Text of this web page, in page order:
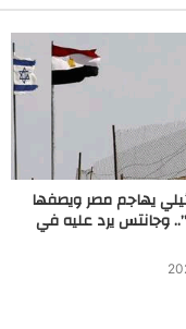
يهاجم مصر ويصفها
وجانتس يرد عليه في